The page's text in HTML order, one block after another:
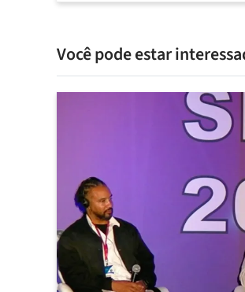
Você pode estar